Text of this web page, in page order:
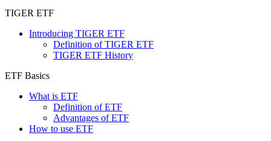
TIGER ETF
Introducing TIGER ETF
Definition of TIGER ETF
TIGER ETF History
ETF Basics
What is ETF
Definition of ETF
Advantages of ETF
How to use ETF